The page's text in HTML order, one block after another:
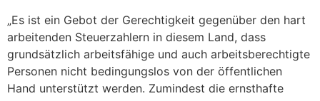
„Es ist ein Gebot der Gerechtigkeit gegenüber den hart
arbeitenden Steuerzahlern in diesem Land, dass
grundsätzlich arbeitsfähige und auch arbeitsberechtigte
Personen nicht bedingungslos von der öffentlichen
Hand unterstützt werden. Zumindest die ernsthafte